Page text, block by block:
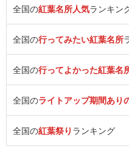
全国の紅葉名所人気ランキン
全国の行ってみたい紅葉名所
全国の行ってよかった紅葉名
全国のライトアップ期間あり
全国の紅葉祭り ランキング